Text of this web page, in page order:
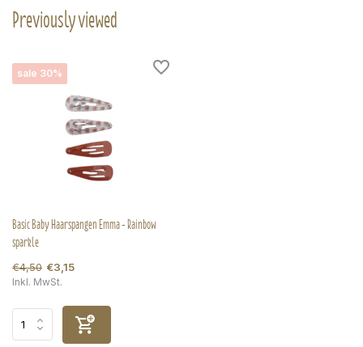
Previously viewed
sale 30%
Basic Baby Haarspangen Emma - Rainbow
sparkle
€4,50 €3,15
Inkl. MwSt.